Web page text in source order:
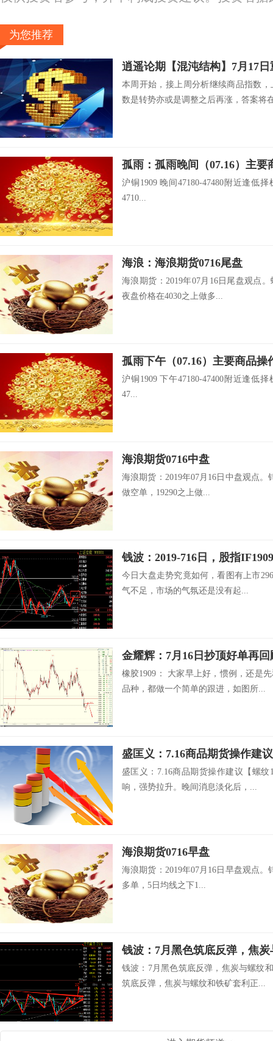
为您推荐
逍遥论期【混沌结构】7月17
本周开始，接上周分析继续商品指数
数是转势亦或是调整之后再涨，答案将
孤雨：孤雨晚间（07.16）主要
沪铜1909 晚间47180-47480附近逢低
4710...
海浪：海浪期货0716尾盘
海浪期货：2019年07月16日尾盘观点
夜盘价格在4030之上做多...
孤雨下午（07.16）主要商品操
沪铜1909 下午47180-47400附近逢低
47...
海浪期货0716中盘
海浪期货：2019年07月16日中盘观点
做空单，19290之上做...
钱波：2019-716日，股指
今日大盘走势究竟如何，看图有上市
气不足，市场的气氛还是没有起...
金耀辉：7月16日抄顶好单再
橡胶1909： 大家早上好，惯例，还是
品种，都做一个简单的跟进，如图所...
盛匡义：7.16商品期货操作建议
盛匡义：7.16商品期货操作建议【螺
响，强势拉升。晚间消息淡化后，...
海浪期货0716早盘
海浪期货：2019年07月16日早盘观点。
多单，5日均线之下1...
钱波：7月黑色筑底反弹，焦
钱波：7月黑色筑底反弹，焦炭与螺纹
筑底反弹，焦炭与螺纹和铁矿套利正...